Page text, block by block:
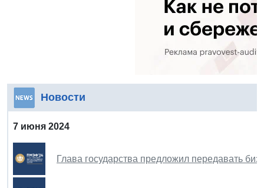
Новости
7 июня 2024
Глава государства предложил передавать